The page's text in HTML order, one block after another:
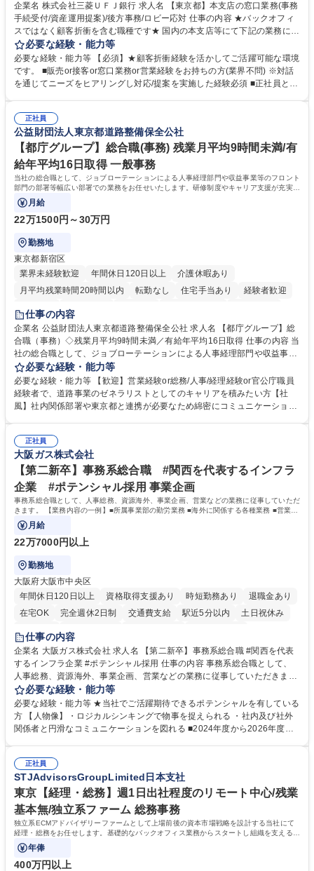
企業名 株式会社三菱ＵＦＪ銀行 求人名 【東京都】本支店の窓口業務(事務
手続受付/資産運用提案)/後方事務/ロビー応対 仕事の内容 ★バックオフィ
スではなく顧客折衝を含む職種です★ 国内の本支店等にて下記の業務に従
事していただきます。 ■窓口/後方/ロビーにて事務手続等の受付・オペレ
ーション、お客様対応 ■窓口にて、ご来店された個人のお客様に対して金
融商品のご提案 ■効率的な事務運用の検討・構築等 ≪業務紹介：ご応募前
に必ずご覧ください≫ ※記事 https://www.mysite.bk.mufg.jp/career/circle/
必要な経験・能力等
必要な経験・能力等 【必須】★顧客折衝経験を活かしてご活躍可能な環境
です。 ■販売or接客or窓口業務or営業経験をお持ちの方(業界不問) ※対話
を通じてニーズをヒアリングし対応/提案を実施した経験必須 ■正社員とし
るので安心して入行いただけます。 幅広いキャリアの選択肢があり、公募
や社内副業等を活用し、 一人ひとりが挑戦できるカルチャーが浸透してい
ます。 学歴・資格 学歴：大学院 大学 高専 短大 専修学校 高校 語学力：
資格：
正社員
公益財団法人東京都道路整備保全公社
【都庁グループ】総合職(事務) 残業月平均9時間未満/有
給年平均16日取得 一般事務
当社の総合職として、ジョブローテーションによる人事経理部門や収益事業等のフロント
部門の部署等幅広い部署での業務をお任せいたします。研修制度やキャリア支援が充実し
ております！ ※下記業務詳細
月給
22万1500円～30万円
勤務地
東京都新宿区
業界未経験歓迎
年間休日120日以上
介護休暇あり
月平均残業時間20時間以内
転勤なし 住宅手当あり
経験者歓迎
研修あり
退職金あり
駅近5分以内
資格取得手当あり 食事補助あり
仕事の内容
企業名 公益財団法人東京都道路整備保全公社 求人名 【都庁グループ】総
合職（事務）◇残業月平均9時間未満／有給年平均16日取得 仕事の内容 当
社の総合職として、ジョブローテーションによる人事経理部門や収益事業
等のフロント部門の部署等幅広い部署での業務をお任せいたします。研修
制度やキャリア支援が充実しております！ ※下記業務詳細 【業務詳細】■
管理部門：広報、人事、経理など当公社の運営に係る管理業務 ■収益部
門：駐車場の新規開拓、管理運営、新宿駅西口広場の「イベントコーナ
道路施設や道路工事現場の見学ツアー事業 ※入社後は上記いずれかの部門
へ配属。※業務内容変更の範囲：会社の定める業務 募集職種 【都庁グル
ープ】総合職（事務）◇残業月平均9時間未満／有給年平均16日取得
必要な経験・能力等
必要な経験・能力等 【歓迎】営業経験or総務/人事/経理経験or官公庁職員
経験者で、道路事業のゼネラリストとしてのキャリアを積みたい方【社
風】社内関係部署や東京都と連携が必要なため綿密にコミュニケーション
部門など多岐に渡る業務を経験できます。 ■様々なプロジェクト：駐車場
事業の他、新宿駅西口広場内に設置された照明を兼ねた広告「ブライトサ
イン」の管理運営を行うなど、事業収益を生み出す活動を積極的に行って
います。 学歴・資格 学歴：大学院 大学 高専 短大 専修学校 高校 語学力：
資格：
正社員
大阪ガス株式会社
【第二新卒】事務系総合職 #関西を代表するインフラ
企業 #ポテンシャル採用 事業企画
事務系総合職として、人事総務、資源海外、事業企画、営業などの業務に従事していただ
きます。 【業務内容の一例】■所属事業部の勤労業務 ■海外に関係する各種業務 ■営業部
門の企画スタッフ、ルート営業
月給
22万7000円以上
勤務地
大阪府大阪市中央区
年間休日120日以上
資格取得支援あり 時短勤務あり
退職金あり
在宅OK
完全週休2日制 交通費支給 駅近5分以内
土日祝休み
服装自由
第二新卒歓迎
仕事の内容
企業名 大阪ガス株式会社 求人名 【第二新卒】事務系総合職 #関西を代表
するインフラ企業 #ポテンシャル採用 仕事の内容 事務系総合職として、
人事総務、資源海外、事業企画、営業などの業務に従事していただきま
す。 【業務内容の一例】■所属事業部の勤労業務 ■海外に関係する各種業
務 ■営業部門の企画スタッフ、ルート営業 【キャリアパス】入社後の配属
ポジションで一定期間ご活躍頂いた後、本人の適性及び将来のキャリアを
鑑みてジョブローテーションを行います。 【育成】OJTでの現場育成や研
表するインフラ企業 #ポテンシャル採用
必要な経験・能力等
必要な経験・能力等 ★当社でご活躍期待できるポテンシャルを有している
方 【人物像】・ロジカルシンキングで物事を捉えられる ・社内及び社外
関係者と円滑なコミュニケーションを図れる ■2024年度から2026年度ま
72.html ■エネルギーセキュリティの不安定化や気候変動による自然災害の
甚大化など、これまで以上に社会課題解決の重要性が高まっています。
「未来の日常」の創造に向けて持続可能な社会の実現に貢献してまいりま
す。 学歴・資格 学歴：大学院 大学 語学力： 資格：
正社員
STJAdvisorsGroupLimited日本支社
東京【経理・総務】週1日出社程度のリモート中心/残業
基本無/独立系ファーム 総務事務
独立系ECMアドバイザリーファームとして上場前後の資本市場戦略を設計する当社にて
経理・総務をお任せします。基礎的なバックオフィス業務からスタートし組織を支える専
任担当として広く活躍できる環境です。
年俸
400万円以上